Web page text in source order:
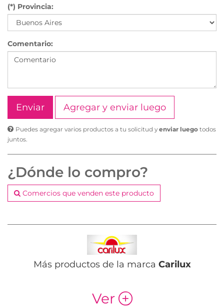
(*) Provincia:
Comentario:
Agregar y enviar luego
Puedes agregar varios productos a tu solicitud y enviar luego todos
juntos.
¿Dónde lo compro?
Comercios que venden este producto
Más productos de la marca Carilux
Ver p